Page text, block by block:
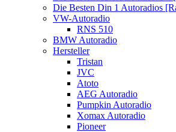
Die Besten Din 1 Autoradios
VW-Autoradio
RNS 510
BMW Autoradio
Hersteller
Tristan
JVC
Atoto
AEG Autoradio
Pumpkin Autoradio
Xomax Autoradio
Pioneer